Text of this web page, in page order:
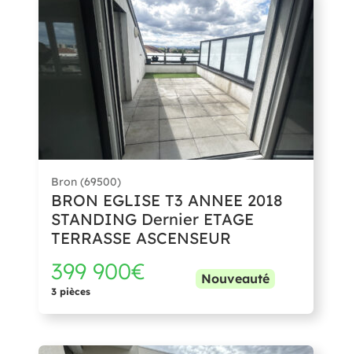
Bron (69500)
BRON EGLISE T3 ANNEE 2018
STANDING Dernier ETAGE
TERRASSE ASCENSEUR
399 900€
3 pièces
Nouveauté